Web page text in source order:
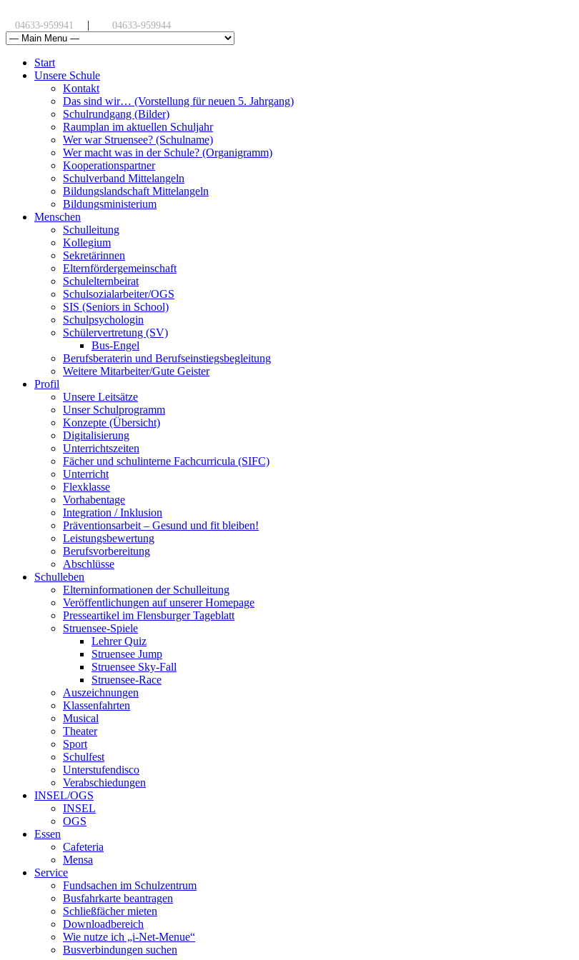
04633-959941 | 04633-959944
Start
Unsere Schule
Kontakt
Das sind wir… (Vorstellung für neuen 5. Jahrgang)
Schulrundgang (Bilder)
Raumplan im aktuellen Schuljahr
Wer war Struensee? (Schulname)
Wer macht was in der Schule? (Organigramm)
Kooperationspartner
Schulverband Mittelangeln
Bildungslandschaft Mittelangeln
Bildungsministerium
Menschen
Schulleitung
Kollegium
Sekretärinnen
Elternfördergemeinschaft
Schulelternbeirat
Schulsozialarbeiter/OGS
SIS (Seniors in School)
Schulpsychologin
Schülervertretung (SV)
Bus-Engel
Berufsberaterin und Berufseinstiegsbegleitung
Weitere Mitarbeiter/Gute Geister
Profil
Unsere Leitsätze
Unser Schulprogramm
Konzepte (Übersicht)
Digitalisierung
Unterrichtszeiten
Fächer und schulinterne Fachcurricula (SIFC)
Unterricht
Flexklasse
Vorhabentage
Integration / Inklusion
Präventionsarbeit – Gesund und fit bleiben!
Leistungsbewertung
Berufsvorbereitung
Abschlüsse
Schulleben
Elterninformationen der Schulleitung
Veröffentlichungen auf unserer Homepage
Presseartikel im Flensburger Tageblatt
Struensee-Spiele
Lehrer Quiz
Struensee Jump
Struensee Sky-Fall
Struensee-Race
Auszeichnungen
Klassenfahrten
Musical
Theater
Sport
Schulfest
Unterstufendisco
Verabschiedungen
INSEL/OGS
INSEL
OGS
Essen
Cafeteria
Mensa
Service
Fundsachen im Schulzentrum
Busfahrkarte beantragen
Schließfächer mieten
Downloadbereich
Wie nutze ich „i-Net-Menue“
Busverbindungen suchen